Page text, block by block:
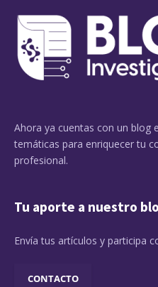
Ahora ya cuentas con un blog
temáticas para enriquecer tu
profesional.
Tu aporte a nuestro
Envía tus artículos y participa
CONTACTO